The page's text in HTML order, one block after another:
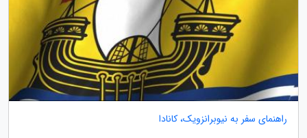
راهنمای سفر به نیوبرانزویک، کانادا